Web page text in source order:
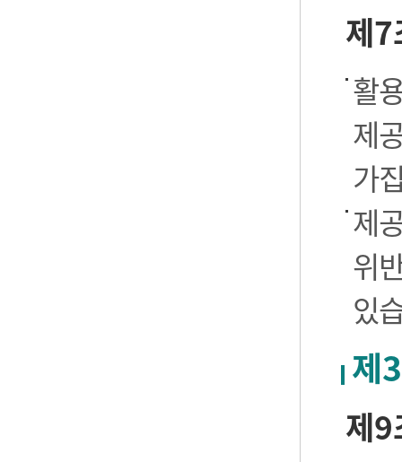
제7
활
제
가
제
위
있
제
제9